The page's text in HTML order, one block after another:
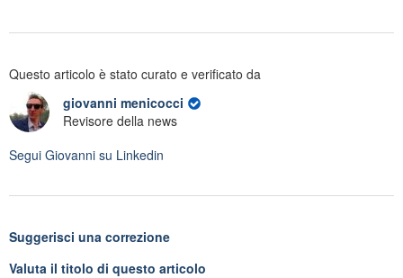
Questo articolo è stato curato e verificato da
giovanni menicocci
Revisore della news
Segui Giovanni su Linkedin
Suggerisci una correzione
Valuta il titolo di questo articolo